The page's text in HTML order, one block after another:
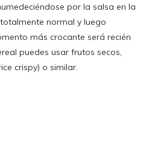
por la salsa en la
normal y luego
más crocante será recién
puedes usar frutos secos,
crispy) o similar.